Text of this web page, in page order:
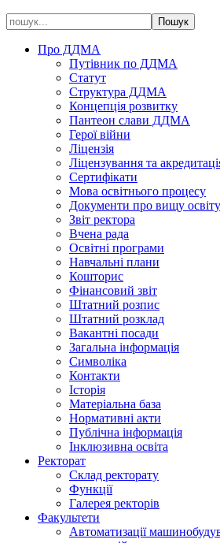
Про ДДМА
Путівник по ДДМА
Статут
Структура ДДМА
Концепція розвитку
Пантеон слави ДДМА
Герої війни
Ліцензія
Ліцензування та
Сертифікати
Мова освітнього процесу
Документи про вищу освіту
Звіт ректора
Вчена рада
Освітні програми
Навчальні плани
Кошторис
Фінансовий звіт
Штатний розпис
Штатний розклад
Вакантні посади
Загальна інформація
Символіка
Контакти
Історія
Матеріальна база
Нормативні акти
Публічна інформація
Інклюзивна освіта
Ректорат
Склад ректорату
Функції
Галерея ректорів
Факультети
Автоматизації